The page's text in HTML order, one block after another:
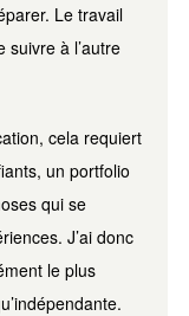
Le travail
à l’autre
cela requiert
un portfolio
qui se
J’ai donc
le plus